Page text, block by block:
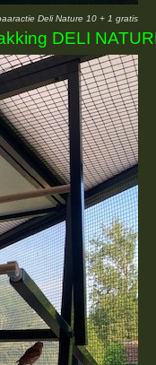
Deli Nature 10 + 1 gratis
DELI